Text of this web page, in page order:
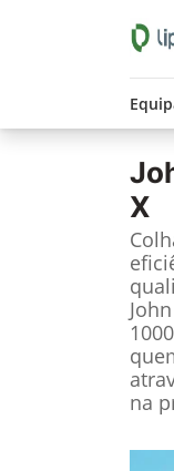
X
na